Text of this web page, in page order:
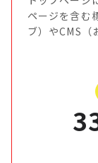
ページを含む
ブ）やCMS（